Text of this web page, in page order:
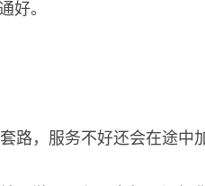
好。
路，服务不好还会在途中